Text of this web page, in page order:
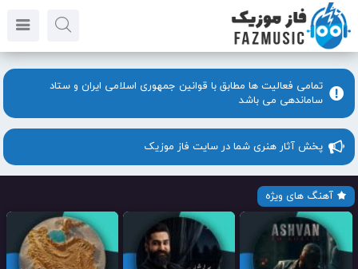
تمامی فعالیت ها مطابق با قوانین جمهوری اسلامی ایران و ستاد
ساماندهی می باشد
پخش آثار هنری شما در سایت فاز موزیک
آهنگ های ویژه